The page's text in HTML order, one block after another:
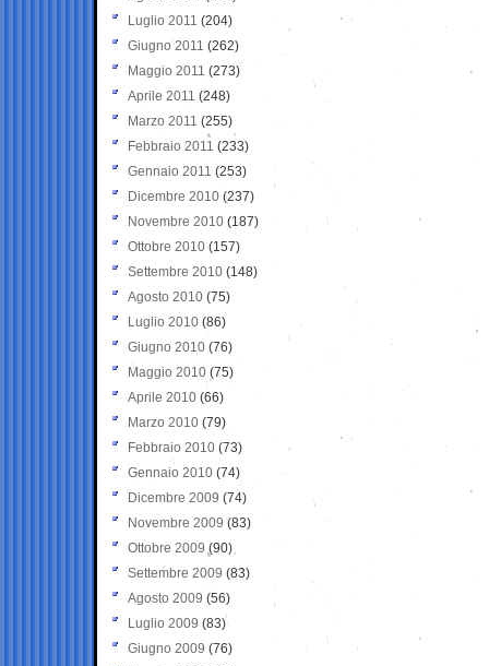
Luglio 2011 (204)
Giugno 2011 (262)
Maggio 2011 (273)
Aprile 2011 (248)
Marzo 2011 (255)
Febbraio 2011 (233)
Gennaio 2011 (253)
Dicembre 2010 (237)
Novembre 2010 (187)
Ottobre 2010 (157)
Settembre 2010 (148)
Agosto 2010 (75)
Luglio 2010 (86)
Giugno 2010 (76)
Maggio 2010 (75)
Aprile 2010 (66)
Marzo 2010 (79)
Febbraio 2010 (73)
Gennaio 2010 (74)
Dicembre 2009 (74)
Novembre 2009 (83)
Ottobre 2009 (90)
Settembre 2009 (83)
Agosto 2009 (56)
Luglio 2009 (83)
Giugno 2009 (76)